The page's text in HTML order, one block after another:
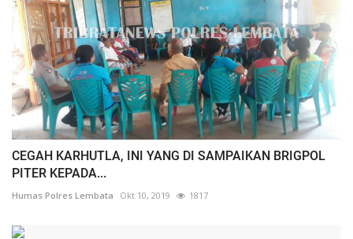
CEGAH KARHUTLA, INI YANG DI SAMPAIKAN BRIGPOL
PITER KEPADA...
Humas Polres Lembata Okt 10, 2019 1817